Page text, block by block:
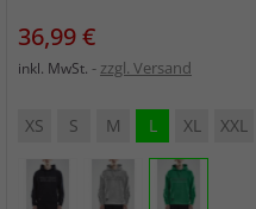
Preis
36,99 €
inkl. MwSt. zzgl. Versand
XS S M L XL XXL